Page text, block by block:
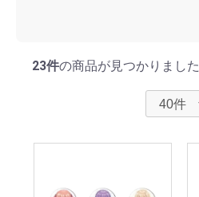
23件の商品が見つかりました